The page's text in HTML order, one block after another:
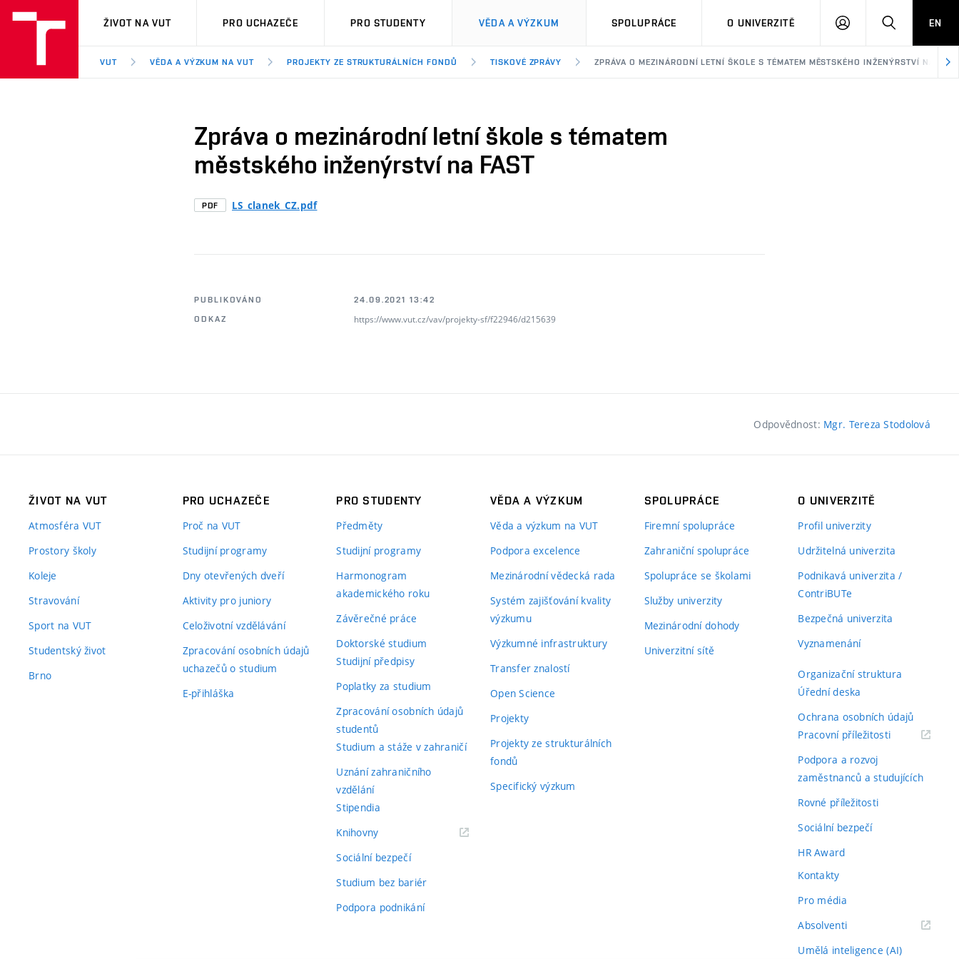
VUT
ŽIVOT NA VUT PRO UCHAZEČE PRO STUDENTY VĚDA A VÝZKUM SPOLUPRÁCE O UNIVERZITĚ
PŘIHLÁSIT HLEDATEN
VUT VĚDA A VÝZKUM NA VUT PROJEKTY ZE STRUKTURÁLNÍCH FONDŮ TISKOVÉ ZPRÁVY ZPRÁVA O MEZINÁRODNÍ LETNÍ ŠKOLE S TÉMATEM MĚSTSKÉHO INŽENÝRSTVÍ NA FAST
Zpráva o mezinárodní letní škole s tématem
městského inženýrství na FAST
PDF LS_clanek_CZ.pdf
PUBLIKOVÁNO
24.09.2021 13:42
ODKAZ
https://www.vut.cz/vav/projekty-sf/f22946/d215639
Odpovědnost: Mgr. Tereza Stodolová
ŽIVOT NA VUT
Atmosféra VUT
Prostory školy
Koleje
Stravování
Sport na VUT
Studentský život
Brno
PRO UCHAZEČE
Proč na VUT
Studijní programy
Dny otevřených dveří
Aktivity pro juniory
Celoživotní vzdělávání
Zpracování osobních údajů
uchazečů o studium
E-přihláška
PRO STUDENTY
Předměty
Studijní programy
Harmonogram
akademického roku
Závěrečné práce
Doktorské studium
Studijní předpisy
Poplatky za studium
Zpracování osobních údajů
studentů
Studium a stáže v zahraničí
Uznání zahraničního
vzdělání
Stipendia
Knihovny(externí
Sociální bezpečí
Studium bez bariér
Podpora podnikání
VĚDA A VÝZKUM
Věda a výzkum na VUT
Podpora excelence
Mezinárodní vědecká rada
Systém zajišťování kvality
výzkumu
Výzkumné infrastruktury
Transfer znalostí
Open Science
Projekty
Projekty ze strukturálních
fondů
Specifický výzkum
SPOLUPRÁCE
Firemní spolupráce
Zahraniční spolupráce
Spolupráce se školami
Služby univerzity
Mezinárodní dohody
Univerzitní sítě
O UNIVERZITĚ
Profil univerzity
Udržitelná univerzita
Podnikavá univerzita /
ContriBUTe
Bezpečná univerzita
Vyznamenání
Organizační struktura
Úřední deska
Ochrana osobních údajů
Pracovní příležitosti(externí
Podpora a rozvoj
zaměstnanců a studujících
Rovné příležitosti
Sociální bezpečí
HR Award
Kontakty
Pro média
Absolventi(externí
Umělá inteligence (AI)